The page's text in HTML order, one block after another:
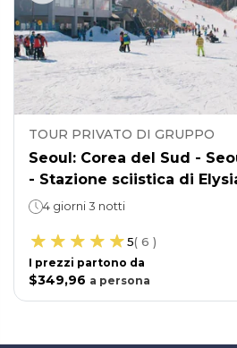
TOUR PRIVATO DI GRUPPO
Seoul: Corea del Sud -
- Stazione sciistica di
4 giorni 3 notti
5( 6 )
I prezzi partono da
$349,96 a persona